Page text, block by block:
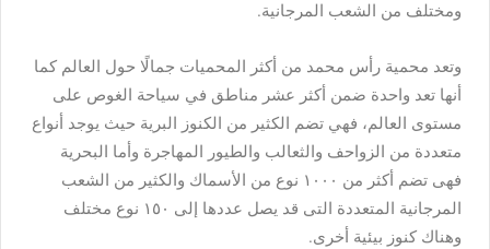
ومختلف من الشعب المرجانية.
وتعد محمية رأس محمد من أكثر المحميات جمالًا حول العالم كما
أنها تعد واحدة ضمن أكثر عشر مناطق في سياحة الغوص على
مستوى العالم، فهي تضم الكثير من الكنوز البرية حيث يوجد أنواع
متعددة من الزواحف والثعالب والطيور المهاجرة وأما البحرية
فهى تضم أكثر من ١٠٠٠ نوع من الأسماك والكثير من الشعب
المرجانية المتعددة التى قد يصل عددها إلى ١٥٠ نوع مختلف
وهناك كنوز بيئية أخرى.